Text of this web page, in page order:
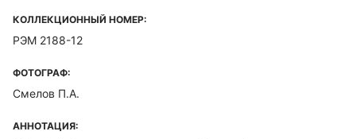
КОЛЛЕКЦИОННЫЙ НОМЕР:
РЭМ 2188-12
ФОТОГРАФ:
Смелов П.А.
АННОТАЦИЯ: